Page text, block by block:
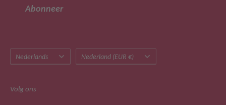
BTW-nummer: NL822514680B01
Abonneer
Taal
Nederlands Land/regio
Nederland (EUR €)
Volg ons